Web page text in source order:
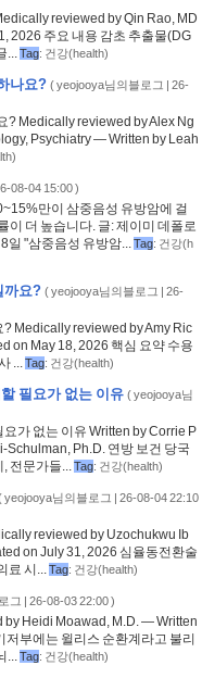
reviewed by Qin Rao, MD
주요 내용 감초 추출물(DG
...Tag: 건강(health)
나요? (yeojooya님의블로그 | 26-
? Medically reviewed by Alex Ng
Psychiatry — Written by Leah
08-04 15:00 )
만이 삼중음성 유방암에 걸
이 더 높습니다. 글: 제이미 데폴로
일 "삼중음성 유방암...Tag: 건강(h
까요? (yeojooya님의블로그 | 26-
Medically reviewed by Amy Ric
on May 18, 2026 핵심 요약 수용
...Tag: 건강(health)
필요가 없는 이유 (yeojooya님
가 없는 이유 Written by Corrie P
Ph.D. 연방 보건 당국
전문가들...Tag: 건강(health)
yeojooya님의블로그 | 26-08-04 22:10
reviewed by Uzochukwu Ib
on July 31, 2026 심율동전환술
료 시...Tag: 건강(health)
그 | 26-08-03 22:00 )
by Heidi Moawad, M.D. — Written
부에는 윌리스 순환계라고 불리
...Tag: 건강(health)